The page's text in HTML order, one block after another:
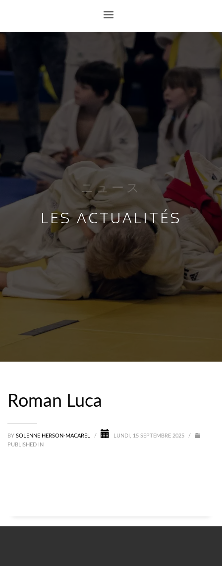
ニュース
LES ACTUALITÉS
Roman Luca
BY SOLENNE HERSON-MACAREL / LUNDI, 15 SEPTEMBRE 2025
/
PUBLISHED IN